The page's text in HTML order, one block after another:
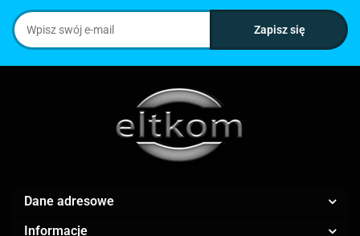
Dane adresowe
Informacje